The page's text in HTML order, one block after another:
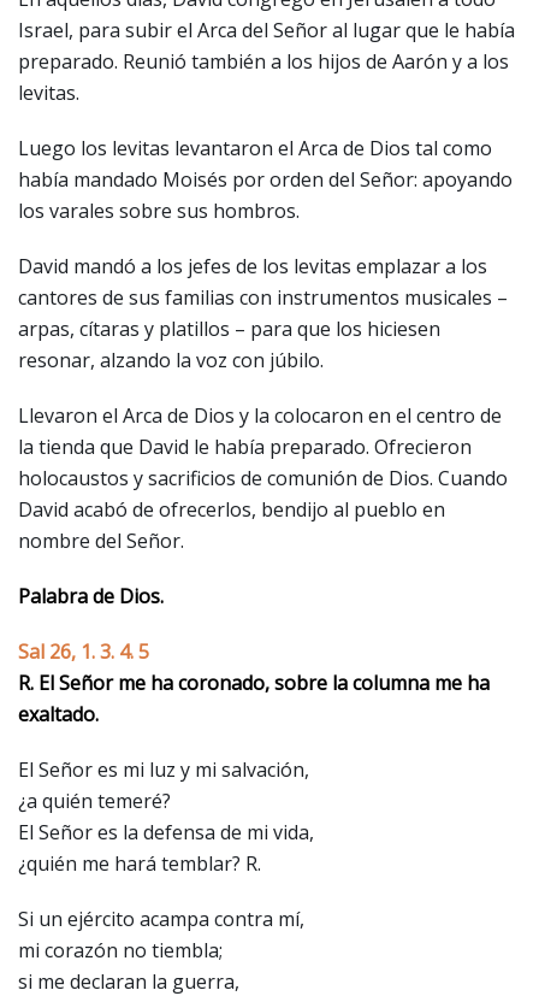
Israel, para subir el Arca del Señor al lugar que le había
preparado. Reunió también a los hijos de Aarón y a los
levitas.
Luego los levitas levantaron el Arca de Dios tal como
había mandado Moisés por orden del Señor: apoyando
los varales sobre sus hombros.
David mandó a los jefes de los levitas emplazar a los
cantores de sus familias con instrumentos musicales –
arpas, cítaras y platillos – para que los hiciesen
resonar, alzando la voz con júbilo.
Llevaron el Arca de Dios y la colocaron en el centro de
la tienda que David le había preparado. Ofrecieron
holocaustos y sacrificios de comunión de Dios. Cuando
David acabó de ofrecerlos, bendijo al pueblo en
nombre del Señor.
Palabra de Dios.
Sal 26, 1. 3. 4. 5
R. El Señor me ha coronado, sobre la columna me ha
exaltado.
El Señor es mi luz y mi salvación,
¿a quién temeré?
El Señor es la defensa de mi vida,
¿quién me hará temblar? R.
Si un ejército acampa contra mí,
mi corazón no tiembla;
si me declaran la guerra,